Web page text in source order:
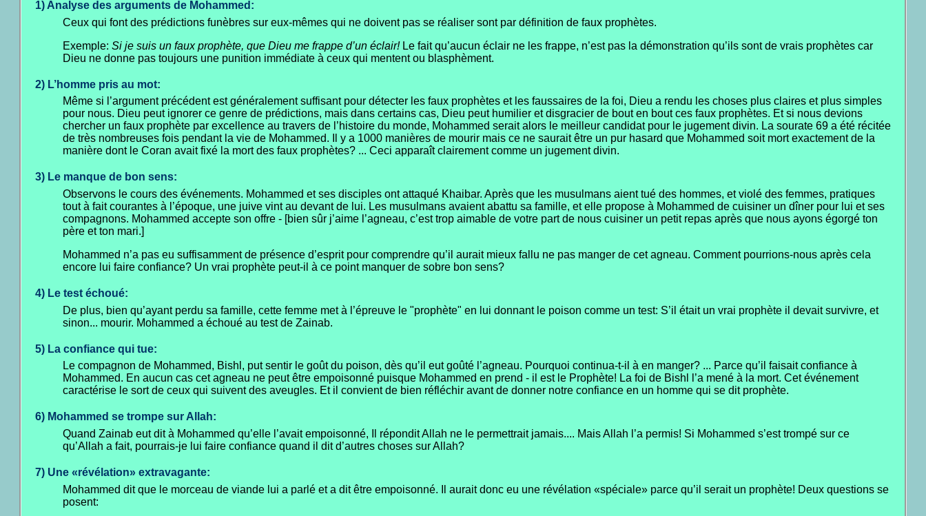
1) Analyse des arguments de Mohammed:
Ceux qui font des prédictions funèbres sur eux-mêmes qui ne doivent pas se réaliser sont par définition de faux prophètes.
Exemple: Si je suis un faux prophète, que Dieu me frappe d’un éclair!Le fait qu’aucun éclair ne les frappe, n’est pas la démonstration qu’ils sont de vrais prophètes car
Dieu ne donne pas toujours une punition immédiate à ceux qui mentent ou blasphèment.
2) L’homme pris au mot:
Même si l’argument précédent est généralement suffisant pour détecter les faux prophètes et les faussaires de la foi, Dieu a rendu les choses plus claires et plus simples
pour nous. Dieu peut ignorer ce genre de prédictions, mais dans certains cas, Dieu peut humilier et disgracier de bout en bout ces faux prophètes. Et si nous devions
chercher un faux prophète par excellence au travers de l’histoire du monde, Mohammed serait alors le meilleur candidat pour le jugement divin. La sourate 69 a été récitée
de très nombreuses fois pendant la vie de Mohammed. Il y a 1000 manières de mourir mais ce ne saurait être un pur hasard que Mohammed soit mort exactement de la
manière dont le Coran avait fixé la mort des faux prophètes? ... Ceci apparaît clairement comme un jugement divin.
3) Le manque de bon sens:
Observons le cours des événements. Mohammed et ses disciples ont attaqué Khaibar. Après que les musulmans aient tué des hommes, et violé des femmes, pratiques
tout à fait courantes à l’époque, une juive vint au devant de lui. Les musulmans avaient abattu sa famille, et elle propose à Mohammed de cuisiner un dîner pour lui et ses
compagnons. Mohammed accepte son offre - [bien sûr j’aime l’agneau, c’est trop aimable de votre part de nous cuisiner un petit repas après que nous ayons égorgé ton
père et ton mari.]
Mohammed n’a pas eu suffisamment de présence d’esprit pour comprendre qu’il aurait mieux fallu ne pas manger de cet agneau. Comment pourrions-nous après cela
encore lui faire confiance? Un vrai prophète peut-il à ce point manquer de sobre bon sens?
4) Le test échoué:
De plus, bien qu’ayant perdu sa famille, cette femme met à l’épreuve le "prophète" en lui donnant le poison comme un test: S’il était un vrai prophète il devait survivre, et
sinon... mourir. Mohammed a échoué au test de Zainab.
5) La confiance qui tue:
Le compagnon de Mohammed, Bishl, put sentir le goût du poison, dès qu’il eut goûté l’agneau. Pourquoi continua-t-il à en manger? ... Parce qu’il faisait confiance à
Mohammed. En aucun cas cet agneau ne peut être empoisonné puisque Mohammed en prend - il est le Prophète! La foi de Bishl l’a mené à la mort. Cet événement
caractérise le sort de ceux qui suivent des aveugles. Et il convient de bien réfléchir avant de donner notre confiance en un homme qui se dit prophète.
6) Mohammed se trompe sur Allah:
Quand Zainab eut dit à Mohammed qu’elle l’avait empoisonné, Il répondit Allah ne le permettrait jamais.... Mais Allah l’a permis! Si Mohammed s’est trompé sur ce
qu’Allah a fait, pourrais-je lui faire confiance quand il dit d’autres choses sur Allah?
7) Une «révélation» extravagante:
Mohammed dit que le morceau de viande lui a parlé et a dit être empoisonné. Il aurait donc eu une révélation «spéciale» parce qu’il serait un prophète! Deux questions se
posent: